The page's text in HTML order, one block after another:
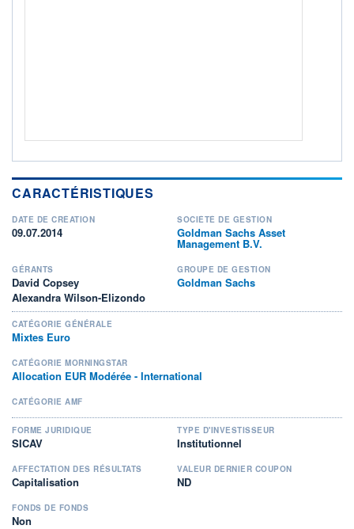
+ PORTEFEUILLE + LISTE
CARACTÉRISTIQUES
DATE DE CRÉATION
09.07.2014
SOCIÉTÉ DE GESTION
Goldman Sachs Asset
Management B.V.
GÉRANTS
David Copsey
Alexandra Wilson-Elizondo
GROUPE DE GESTION
Goldman Sachs
CATÉGORIE GÉNÉRALE
Mixtes Euro
CATÉGORIE MORNINGSTAR
Allocation EUR Modérée - International
CATÉGORIE AMF
FORME JURIDIQUE
SICAV
TYPE D'INVESTISSEUR
Institutionnel
AFFECTATION DES RÉSULTATS
Capitalisation
VALEUR DERNIER COUPON
ND
FONDS DE FONDS
Non